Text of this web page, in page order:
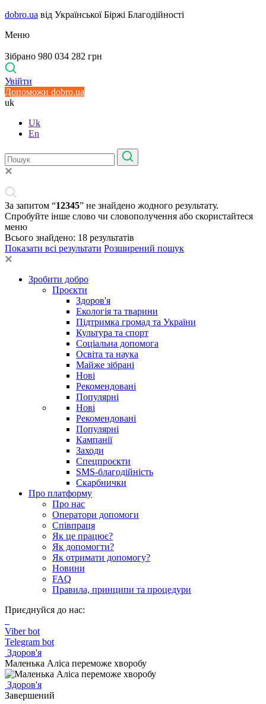
dobro.ua від Української Біржі Благодійності
Меню
Зібрано 980 034 282 грн
Увійти
Допоможи dobro.ua
uk
Uk
En
За запитом “12345” не знайдено жодного результату.
Спробуйте інше слово чи словополучення або скористайтеся
меню
Всього знайдено: 18 результатів
Показати всі результати Розширений пошук
Зробити добро
Проєкти
Здоров'я
Екологія та тварини
Підтримка громад та України
Культура та спорт
Соціальна допомога
Освіта та наука
Майже зібрані
Нові
Рекомендовані
Популярні
Нові
Рекомендовані
Популярні
Кампанії
Заходи
Спецпроєкти
SMS-благодійність
Скарбнички
Про платформу
Про нас
Оператори допомоги
Співпраця
Як це працює?
Як допомогти?
Як отримати допомогу?
Новини
FAQ
Правила, принципи та процедури
Приєднуйся до нас:
Viber bot
Telegram bot
Здоров'я
Маленька Аліса переможе хворобу
Здоров'я
Завершений